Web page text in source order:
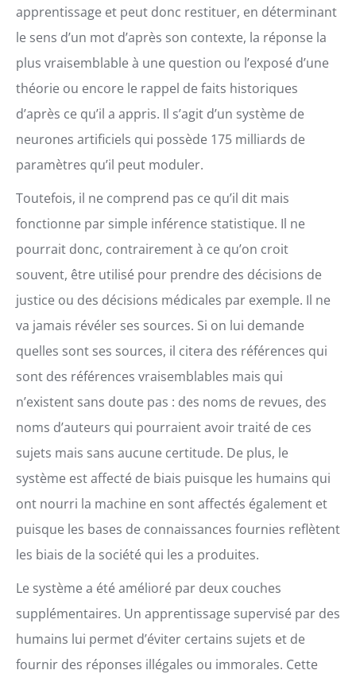
apprentissage et peut donc restituer, en déterminant
le sens d’un mot d’après son contexte, la réponse la
plus vraisemblable à une question ou l’exposé d’une
théorie ou encore le rappel de faits historiques
d’après ce qu’il a appris. Il s’agit d’un système de
neurones artificiels qui possède 175 milliards de
paramètres qu’il peut moduler.
Toutefois, il ne comprend pas ce qu’il dit mais
fonctionne par simple inférence statistique. Il ne
pourrait donc, contrairement à ce qu’on croit
souvent, être utilisé pour prendre des décisions de
justice ou des décisions médicales par exemple. Il ne
va jamais révéler ses sources. Si on lui demande
quelles sont ses sources, il citera des références qui
sont des références vraisemblables mais qui
n’existent sans doute pas : des noms de revues, des
noms d’auteurs qui pourraient avoir traité de ces
sujets mais sans aucune certitude. De plus, le
système est affecté de biais puisque les humains qui
ont nourri la machine en sont affectés également et
puisque les bases de connaissances fournies reflètent
les biais de la société qui les a produites.
Le système a été amélioré par deux couches
supplémentaires. Un apprentissage supervisé par des
humains lui permet d’éviter certains sujets et de
fournir des réponses illégales ou immorales. Cette